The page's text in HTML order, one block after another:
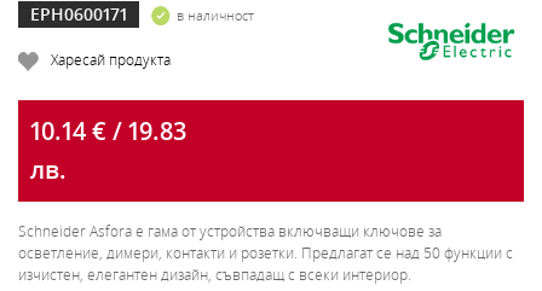
EPH0600171 в наличност
Харесай продукта
10.14 € / 19.83
лв.
Schneider Asfora e гама от устройства включващи ключове за
осветление, димери, контакти и розетки. Предлагат се над 50 функции с
изчистен, елегантен дизайн, съвпадащ с всеки интериор.